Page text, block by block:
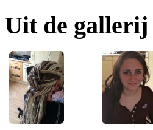
Uit de gallerij